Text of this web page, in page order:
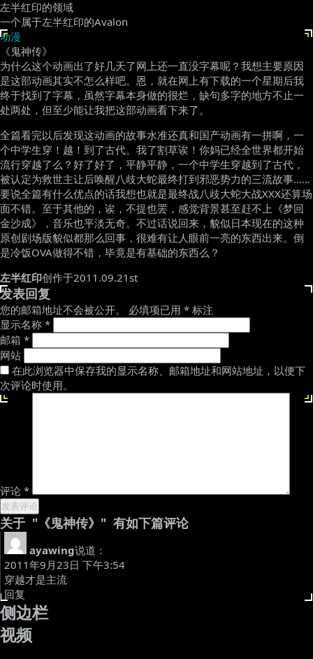
左半红印的领域
一个属于左半红印的Avalon
动漫
《鬼神传》
为什么这个动画出了好几天了网上还一直没字幕呢？我想主要原因
是这部动画其实不怎么样吧。恩，就在网上有下载的一个星期后我
终于找到了字幕，虽然字幕本身做的很烂，缺句多字的地方不止一
处两处，但至少能让我把这部动画看下来了。
全篇看完以后发现这动画的故事水准还真和国产动画有一拼啊，一
个中学生穿！越！到了古代。我了割草诶！你妈已经全世界都开始
流行穿越了么？好了好了，平静平静，一个中学生穿越到了古代，
被认定为救世主让后唤醒八歧大蛇最终打到邪恶势力的三流故事……
要说全篇有什么优点的话我想也就是最终战八歧大蛇大战XXX还算场
面不错。至于其他的，诶，不提也罢，感觉背景甚至赶不上《梦回
金沙成》，音乐也平淡无奇。不过话说回来，貌似日本现在的这种
原创剧场版貌似都那么回事，很难有让人眼前一亮的东西出来。倒
是冷饭OVA做得不错，毕竟是有基础的东西么？
左半红印创作于2011.09.21st
发表回复
您的邮箱地址不会被公开。 必填项已用 * 标注
显示名称 *
邮箱 *
网站
在此浏览器中保存我的显示名称、邮箱地址和网站地址，以便下
次评论时使用。
评论 *
关于 "《鬼神传》" 有如下篇评论
ayawing说道：
2011年9月23日 下午3:54
穿越才是主流
回复
侧边栏
视频